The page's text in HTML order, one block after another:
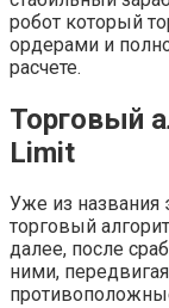
робот который
ордерами и
расчете.
Торговый
Limit
Уже из названия
торговый
далее, после
ними,